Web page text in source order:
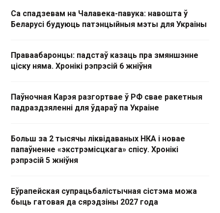
Са спадзевам на Чалавека-павука: навошта ў
Беларусі будуюць патэнцыйныя мэты для Украіны
Праваабаронцы: падстаў казаць пра змяншэнне
ціску няма. Хронікі рэпрэсій 6 жніўня
Паўночная Карэя разгортвае ў РФ свае ракетныя
падраздзяленні для ўдараў па Украіне
Больш за 2 тысячы ліквідаваных НКА і новае
папаўненне «экстрэмісцкага» спісу. Хронікі
рэпрэсій 5 жніўня
Еўрапейская супрацьбалістычная сістэма можа
быць гатовая да сярэдзіны 2027 года